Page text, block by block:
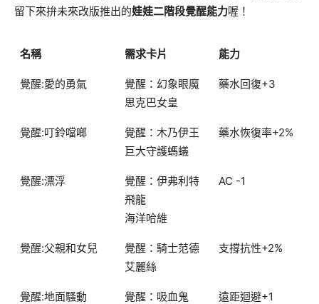
留下來拚未來改版推出的娃娃二階段覺醒能力喔！
名稱 需求卡片 能力
覺醒:愛的勇氣
覺醒：幻象眼魔
思克巴女皇
藥水回復+3
覺醒:叮鈴噹啷
覺醒：木乃伊王
巨大守護螞蟻
藥水恢復率+2%
覺醒:漂浮
覺醒：伊弗利特
飛龍
海洋哈維
AC -1
覺醒:父親和女兒
覺醒：騎士范德
艾麗絲
支撐抗性+2%
覺醒:地面騷動
覺醒：吸血鬼
遠距迴避+1